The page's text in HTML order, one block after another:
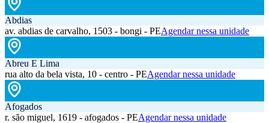
Abdias
av. abdias de carvalho, 1503 - bongi - PEAgendar nessa unidade
Abreu E Lima
rua alto da bela vista, 10 - centro - PEAgendar nessa unidade
Afogados
r. são miguel, 1619 - afogados - PEAgendar nessa unidade